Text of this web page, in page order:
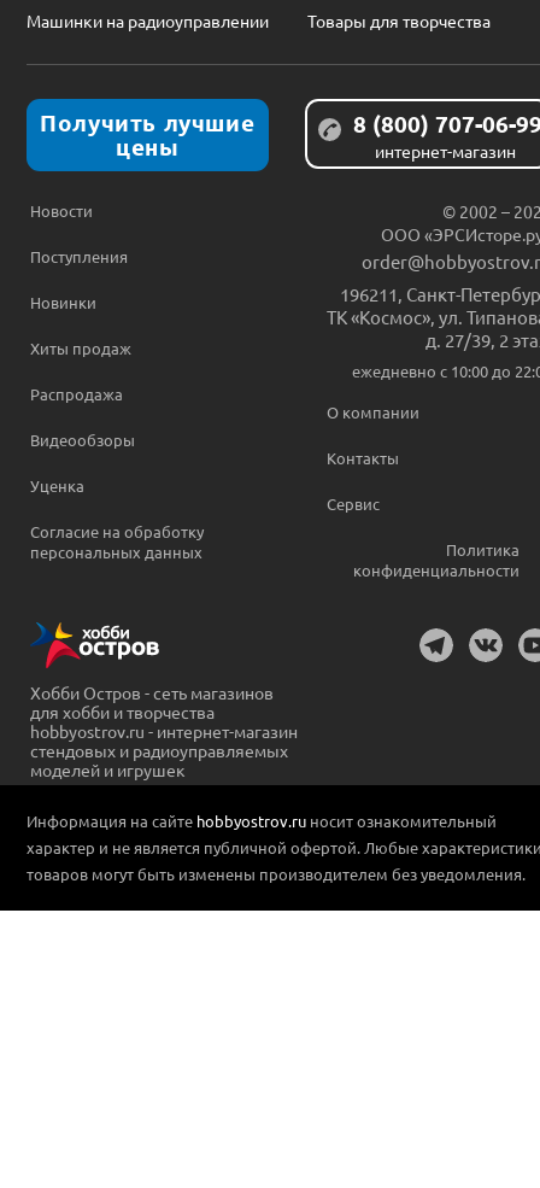
Машинки на радиоуправлении
Товары для творчества
Получить лучшие
цены
8 (800) 707-06-
интернет-магазин
Новости
Поступления
Новинки
Хиты продаж
Распродажа
Видеообзоры
Уценка
Согласие на обработку
персональных данных
© 2002 –
ООО
196211, Санкт-
ТК «Космос», ул.
д. 27/39, 2
ежедневно c 10:00 до
О компании
Контакты
Сервис
Политика
конфиденциальности
Хобби Остров - сеть магазинов
для хобби и творчества
hobbyostrov.ru - интернет-магазин
стендовых и радиоуправляемых
моделей и игрушек
Информация на сайте hobbyostrov.ru носит ознакомительный
характер и не является публичной офертой. Любые
товаров могут быть изменены производителем без уведомления.